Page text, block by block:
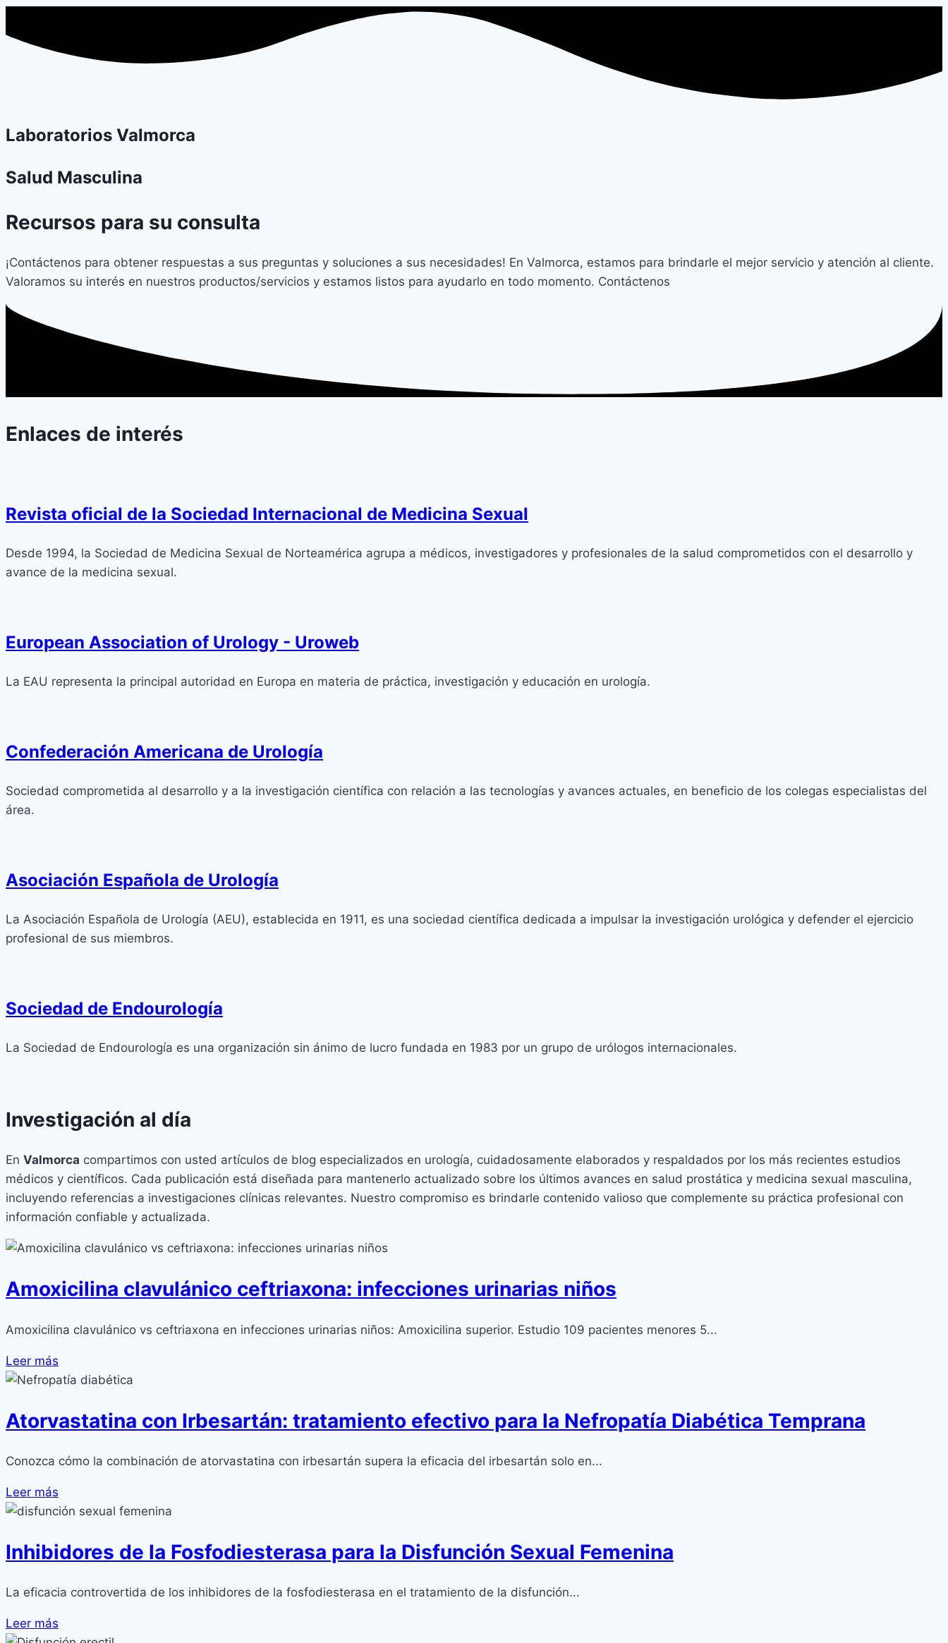
Laboratorios Valmorca
Salud Masculina
Recursos para su consulta
¡Contáctenos para obtener respuestas a sus preguntas y soluciones a sus necesidades! En Valmorca, estamos para brindarle el mejor servicio y atención al cliente.
Valoramos su interés en nuestros productos/servicios y estamos listos para ayudarlo en todo momento. Contáctenos
Enlaces de interés
Revista oficial de la Sociedad Internacional de Medicina Sexual
Desde 1994, la Sociedad de Medicina Sexual de Norteamérica agrupa a médicos, investigadores y profesionales de la salud comprometidos con el desarrollo y
avance de la medicina sexual.
European Association of Urology - Uroweb
La EAU representa la principal autoridad en Europa en materia de práctica, investigación y educación en urología.
Confederación Americana de Urología
Sociedad comprometida al desarrollo y a la investigación científica con relación a las tecnologías y avances actuales, en beneficio de los colegas especialistas del
área.
Asociación Española de Urología
La Asociación Española de Urología (AEU), establecida en 1911, es una sociedad científica dedicada a impulsar la investigación urológica y defender el ejercicio
profesional de sus miembros.
Sociedad de Endourología
La Sociedad de Endourología es una organización sin ánimo de lucro fundada en 1983 por un grupo de urólogos internacionales.
Investigación al día
En Valmorca compartimos con usted artículos de blog especializados en urología, cuidadosamente elaborados y respaldados por los más recientes estudios
médicos y científicos. Cada publicación está diseñada para mantenerlo actualizado sobre los últimos avances en salud prostática y medicina sexual masculina,
incluyendo referencias a investigaciones clínicas relevantes. Nuestro compromiso es brindarle contenido valioso que complemente su práctica profesional con
información confiable y actualizada.
Amoxicilina clavulánico ceftriaxona: infecciones urinarias niños
Amoxicilina clavulánico vs ceftriaxona en infecciones urinarias niños: Amoxicilina superior. Estudio 109 pacientes menores 5...
Leer más
Atorvastatina con Irbesartán: tratamiento efectivo para la Nefropatía Diabética Temprana
Conozca cómo la combinación de atorvastatina con irbesartán supera la eficacia del irbesartán solo en...
Leer más
Inhibidores de la Fosfodiesterasa para la Disfunción Sexual Femenina
La eficacia controvertida de los inhibidores de la fosfodiesterasa en el tratamiento de la disfunción...
Leer más